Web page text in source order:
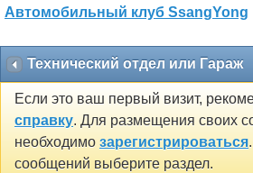
Автомобильный клуб SsangYong
Технический отдел или Гараж
Если это ваш первый визит,
справку. Для размещения своих
необходимо зарегистрироваться
сообщений выберите раздел.